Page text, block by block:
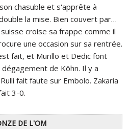
chasuble et s'apprête à
la mise. Bien couvert par…
croise sa frappe comme il
une occasion sur sa rentrée.
fait, et Murillo et Dedic font
de Köhn. Il y a
fait faute sur Embolo. Zakaria
3-0.
DE L'OM